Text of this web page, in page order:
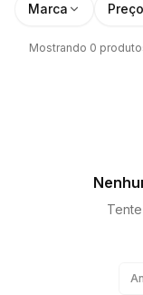
Marca Preço
Mostrando 0